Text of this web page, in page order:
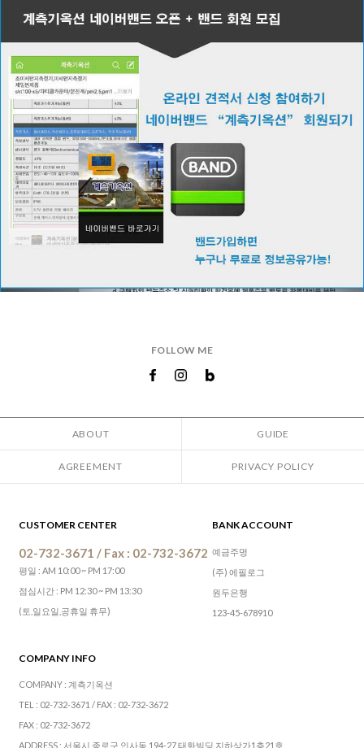
FOLLOW ME
ABOUT GUIDE
AGREEMENT PRIVACY POLICY
CUSTOMER CENTER
02-732-3671 / Fax : 02-732-3672
평일 : AM 10:00 ~ PM 17:00
점심시간 : PM 12:30 ~ PM 13:30
(토,일요일,공휴일 휴무)
BANK ACCOUNT
예금주명
(주) 에필로그
원두은행
123-45-678910
COMPANY INFO
COMPANY : 계측기옥션
TEL : 02-732-3671 / FAX : 02-732-3672
FAX : 02-732-3672
ADDRESS : 서울시 종로구 인사동 194-27 태화빌딩 지하상가1층21호